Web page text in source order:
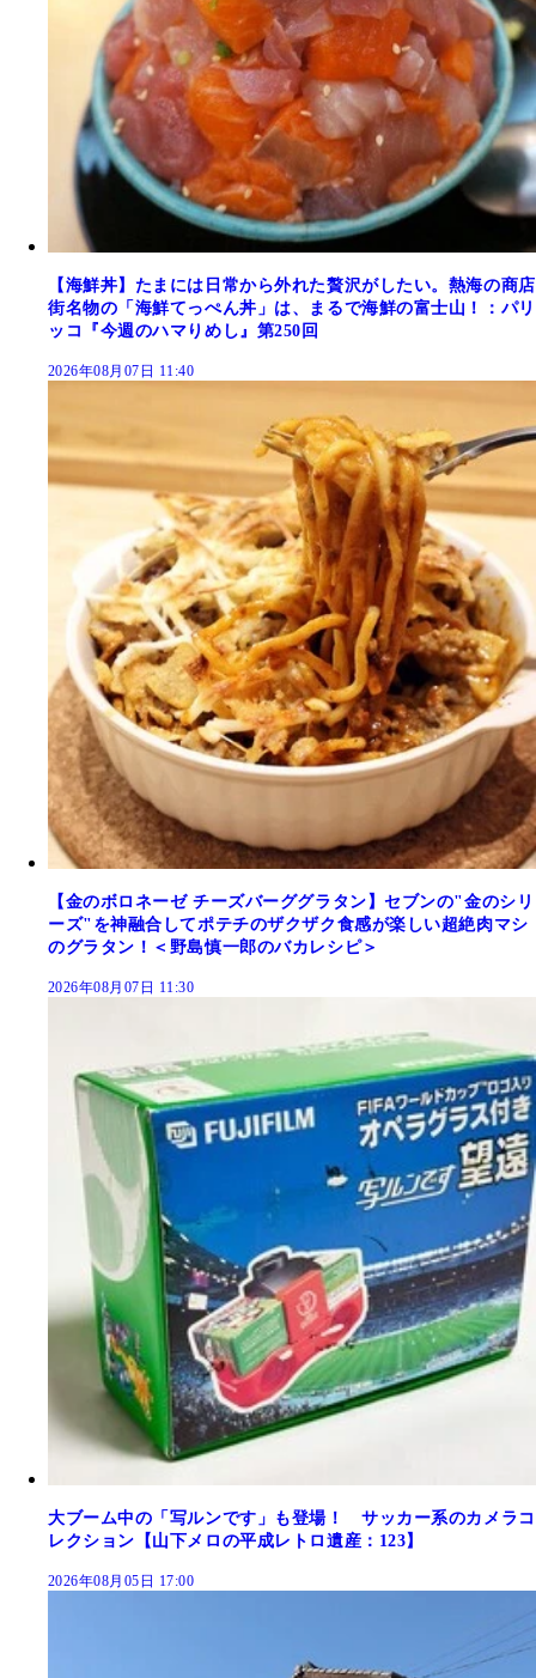
【海鮮丼】たまには日常から外れた贅沢がしたい。熱海の商店
街名物の「海鮮てっぺん丼」は、まるで海鮮の富士山！：パリ
ッコ『今週のハマりめし』第250回
2026年08月07日 11:40
【金のボロネーゼ チーズバーググラタン】セブンの"金のシリ
ーズ"を神融合してポテチのザクザク食感が楽しい超絶肉マシ
のグラタン！＜野島慎一郎のバカレシピ＞
2026年08月07日 11:30
大ブーム中の「写ルンです」も登場！ サッカー系のカメラコ
レクション【山下メロの平成レトロ遺産：123】
2026年08月05日 17:00